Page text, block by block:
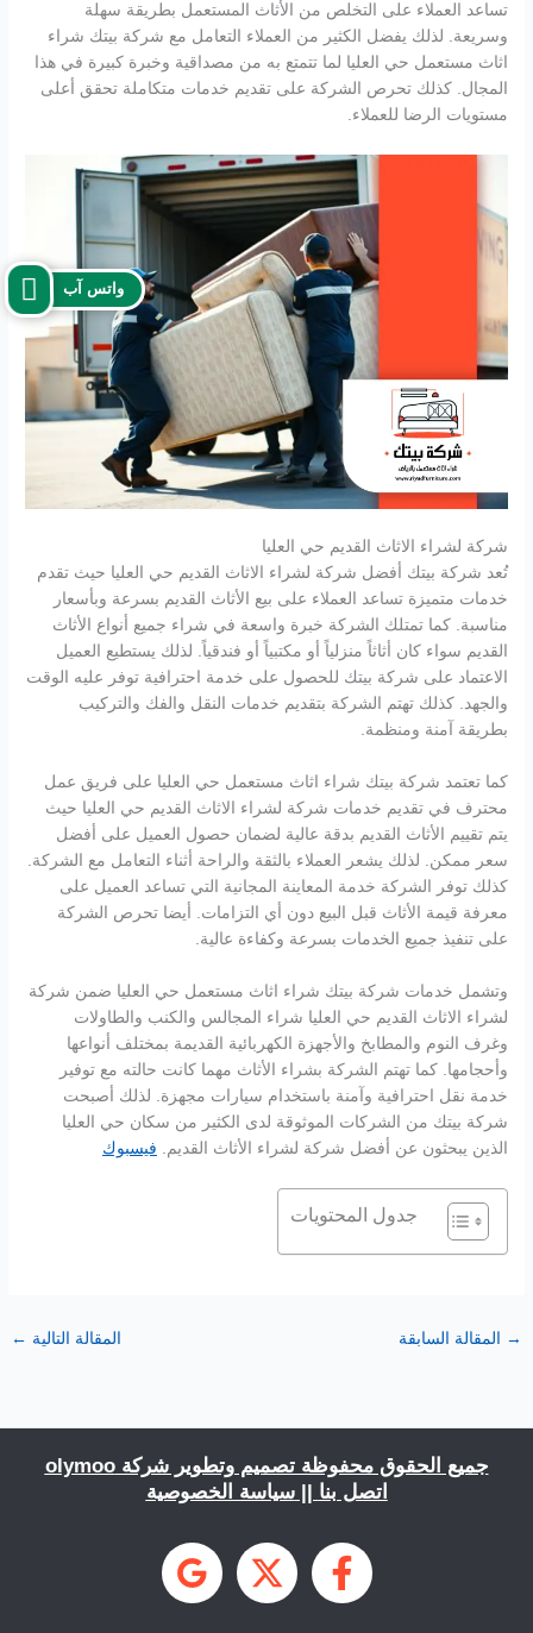
تساعد العملاء على التخلص من الأثاث المستعمل بطريقة سهلة
وسريعة. لذلك يفضل الكثير من العملاء التعامل مع شركة بيتك شراء
اثاث مستعمل حي العليا لما تتمتع به من مصداقية وخبرة كبيرة في هذا
المجال. كذلك تحرص الشركة على تقديم خدمات متكاملة تحقق أعلى
مستويات الرضا للعملاء.
شركة لشراء الاثاث القديم حي العليا
تُعد شركة بيتك أفضل شركة لشراء الاثاث القديم حي العليا حيث تقدم
خدمات متميزة تساعد العملاء على بيع الأثاث القديم بسرعة وبأسعار
مناسبة. كما تمتلك الشركة خبرة واسعة في شراء جميع أنواع الأثاث
القديم سواء كان أثاثاً منزلياً أو مكتبياً أو فندقياً. لذلك يستطيع العميل
الاعتماد على شركة بيتك للحصول على خدمة احترافية توفر عليه الوقت
والجهد. كذلك تهتم الشركة بتقديم خدمات النقل والفك والتركيب
بطريقة آمنة ومنظمة.
كما تعتمد شركة بيتك شراء اثاث مستعمل حي العليا على فريق عمل
محترف في تقديم خدمات شركة لشراء الاثاث القديم حي العليا حيث
يتم تقييم الأثاث القديم بدقة عالية لضمان حصول العميل على أفضل
سعر ممكن. لذلك يشعر العملاء بالثقة والراحة أثناء التعامل مع الشركة.
كذلك توفر الشركة خدمة المعاينة المجانية التي تساعد العميل على
معرفة قيمة الأثاث قبل البيع دون أي التزامات. أيضا تحرص الشركة
على تنفيذ جميع الخدمات بسرعة وكفاءة عالية.
وتشمل خدمات شركة بيتك شراء اثاث مستعمل حي العليا ضمن شركة
لشراء الاثاث القديم حي العليا شراء المجالس والكنب والطاولات
وغرف النوم والمطابخ والأجهزة الكهربائية القديمة بمختلف أنواعها
وأحجامها. كما تهتم الشركة بشراء الأثاث مهما كانت حالته مع توفير
خدمة نقل احترافية وآمنة باستخدام سيارات مجهزة. لذلك أصبحت
شركة بيتك من الشركات الموثوقة لدى الكثير من سكان حي العليا
الذين يبحثون عن أفضل شركة لشراء الأثاث القديم. فيسبوك
جدول المحتويات
→ المقالة السابقة المقالة التالية ←
جميع الحقوق محفوظة تصميم وتطوير شركةolymoo
اتصل بنا ||سياسة الخصوصية
واتس آب